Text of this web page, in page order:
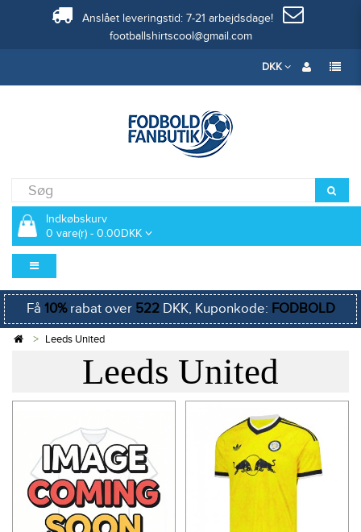
Anslået leveringstid: 7-21 arbejdsdage!
footballshirtscool@gmail.com
DKK
Indkøbskurv
0 vare(r) - 0.00DKK
Få 10%rabat over 522DKK, Kuponkode: FODBOLD
Leeds United
Leeds United